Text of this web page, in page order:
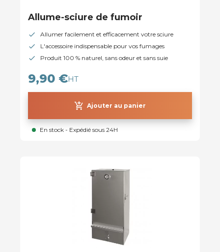
Allume-sciure de fumoir
Allumer facilement et efficacement votre sciure
L'accessoire indispensable pour vos fumages
Produit 100 % naturel, sans odeur et sans suie
9,90 €HT
add_shopping_cart Ajouter au panier
En stock - Expédié sous 24H